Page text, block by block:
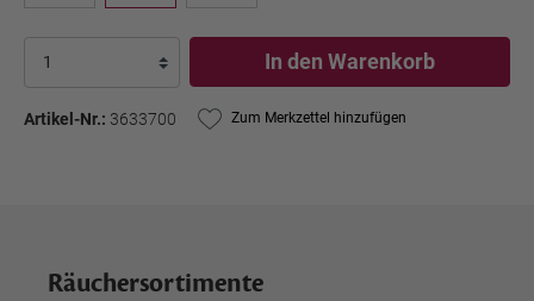
In den Warenkorb
Artikel-Nr.: 3633700 Zum Merkzettel hinzufügen
Räuchersortimente